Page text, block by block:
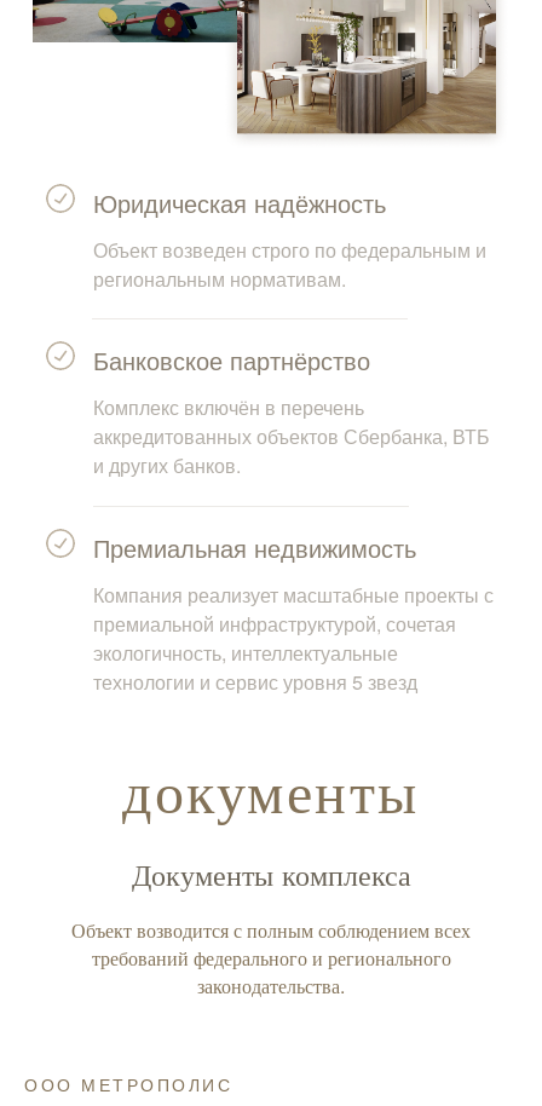
Компания реализует масштабные проекты с
премиальной инфраструктурой, сочетая
экологичность, интеллектуальные
технологии и сервис уровня 5 звезд
Премиальная недвижимость
Комплекс включён в перечень
аккредитованных объектов Сбербанка, ВТБ
и других банков.
Банковское партнёрство
Объект возведен строго по федеральным и
региональным нормативам.
Юридическая надёжность
документы
Документы комплекса
Объект возводится с полным соблюдением всех
требований федерального и регионального
законодательства.
ООО МЕТРОПОЛИС